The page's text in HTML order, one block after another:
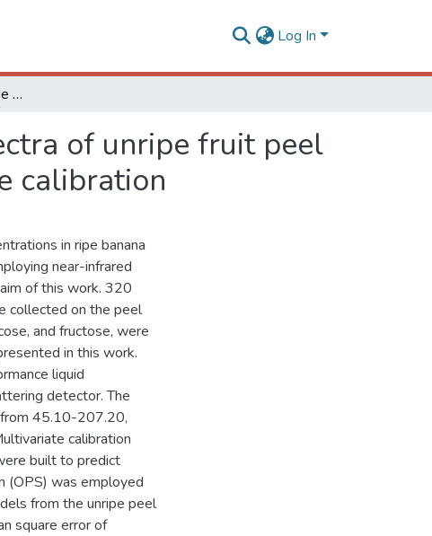
Log In
Prediction of sugars in ripe banana pulp from spectra of unripe fruit peel using near-infrared spectroscopy and multivariate calibration
of unripe fruit peel
calibration
in ripe banana
near-infrared
of this work. 320
collected on the peel
and fructose, were
in this work.
liquid
detector. The
from 45.10-207.20,
calibration
built to predict
(OPS) was employed
from the unripe peel
square error of